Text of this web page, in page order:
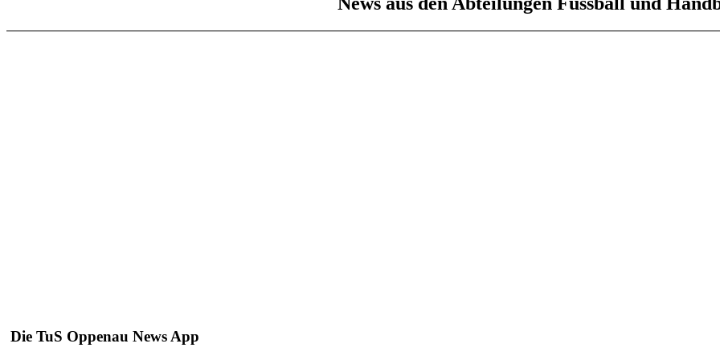
Die TuS Oppenau News App